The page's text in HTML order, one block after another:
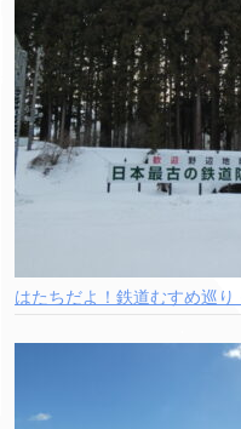
はたちだよ！鉄道むすめ巡り